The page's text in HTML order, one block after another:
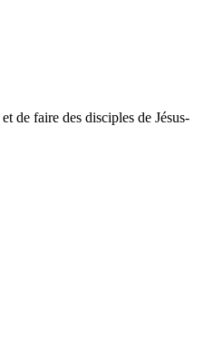
de faire des disciples de Jésus-